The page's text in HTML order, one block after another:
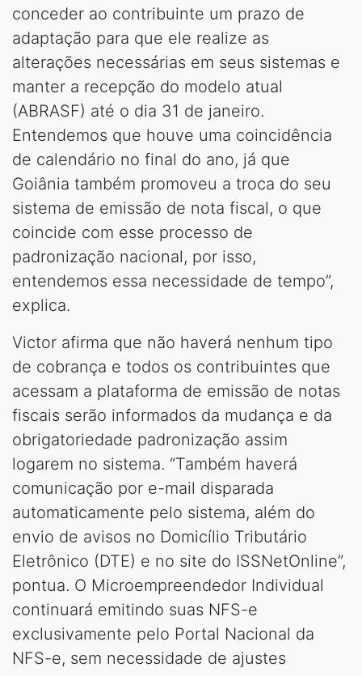
conceder ao contribuinte um prazo de
adaptação para que ele realize as
alterações necessárias em seus sistemas e
manter a recepção do modelo atual
(ABRASF) até o dia 31 de janeiro.
Entendemos que houve uma coincidência
de calendário no final do ano, já que
Goiânia também promoveu a troca do seu
sistema de emissão de nota fiscal, o que
coincide com esse processo de
padronização nacional, por isso,
entendemos essa necessidade de tempo”,
explica.
Victor afirma que não haverá nenhum tipo
de cobrança e todos os contribuintes que
acessam a plataforma de emissão de notas
fiscais serão informados da mudança e da
obrigatoriedade padronização assim
logarem no sistema. “Também haverá
comunicação por e-mail disparada
automaticamente pelo sistema, além do
envio de avisos no Domicílio Tributário
Eletrônico (DTE) e no site do ISSNetOnline”,
pontua. O Microempreendedor Individual
continuará emitindo suas NFS-e
exclusivamente pelo Portal Nacional da
NFS-e, sem necessidade de ajustes